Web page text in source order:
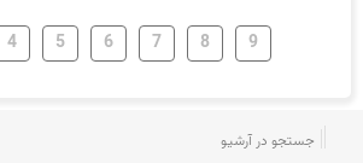
4 5 6 7 8
9